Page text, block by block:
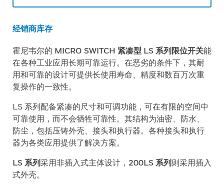
经销商库存
霍尼韦尔的 MICRO SWITCH 紧凑型 LS 系列限位开关能
在各种工业应用长期可靠运行。在恶劣的条件下，其耐
用和可靠的设计可提供长使用寿命、精度和数百万次重
复操作的一致性。
LS 系列配备紧凑的尺寸和可调功能，可在有限的空间中
可靠使用，而不会牺牲可靠性。其结构为油密、防水、
防尘，包括压铸外壳、接头和执行器。各种接头和执行
器为各类应用提供了解决方案。
LS 系列采用非插入式主体设计， 200LS 系列 则采用插入
式外壳。